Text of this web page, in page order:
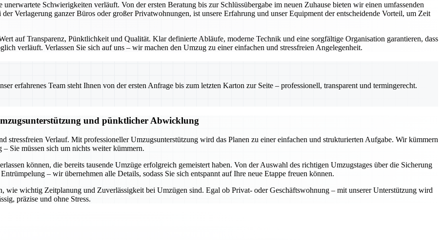
Schwierigkeiten verläuft. Von der ersten Beratung bis zur Schlüssübergabe im neuen Zuhause bieten wir einen umfassenden
Verlagerung ganzer Büros oder großer Privatwohnungen, ist unsere Erfahrung und unser Equipment der entscheidende Vorteil, um Zeit
auf Transparenz, Pünktlichkeit und Qualität. Klar definierte Abläufe, moderne Technik und eine sorgfältige Organisation garantieren, dass
verläuft. Verlassen Sie sich auf uns – wir machen den Umzug zu einer einfachen und stressfreien Angelegenheit.
erfahrenes Team steht Ihnen von der ersten Anfrage bis zum letzten Karton zur Seite – professionell, transparent und termingerecht.
und pünktlicher Abwicklung
stressfreien Verlauf. Mit professioneller Umzugsunterstützung wird das Planen zu einer einfachen und strukturierten Aufgabe. Wir kümmern
Sie müssen sich um nichts weiter kümmern.
können, die bereits tausende Umzüge erfolgreich gemeistert haben. Von der Auswahl des richtigen Umzugstages über die Sicherung
– wir übernehmen alle Details, sodass Sie sich entspannt auf Ihre neue Etappe freuen können.
wichtig Zeitplanung und Zuverlässigkeit bei Umzügen sind. Egal ob Privat- oder Geschäftswohnung – mit unserer Unterstützung wird
präzise und ohne Stress.